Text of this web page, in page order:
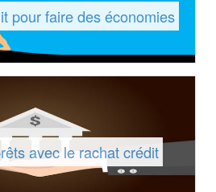
pour faire des économies
avec le rachat crédit